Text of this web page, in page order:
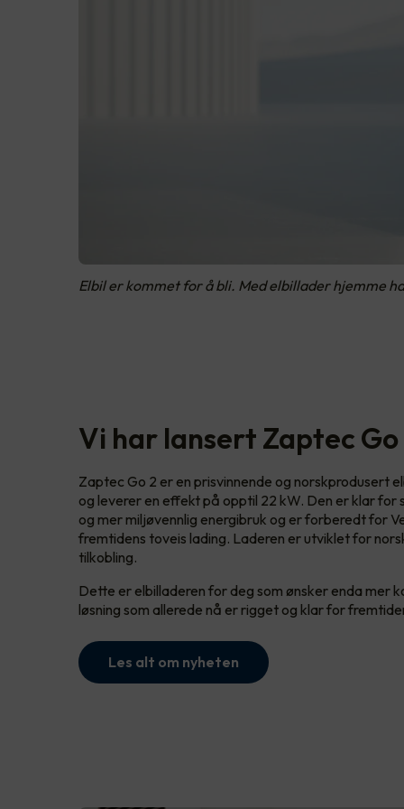
Elbil er kommet for å bli. Med elbillader hjemme
Vi har lansert Zaptec Go
Zaptec Go 2 er en prisvinnende og norskprodusert
og leverer en effekt på opptil 22 kW. Den er klar
og mer miljøvennlig energibruk og er forberedt for
fremtidens toveis lading. Laderen er utviklet for
tilkobling.
Dette er elbilladeren for deg som ønsker enda mer
løsning som allerede nå er rigget og klar for
Les alt om nyheten